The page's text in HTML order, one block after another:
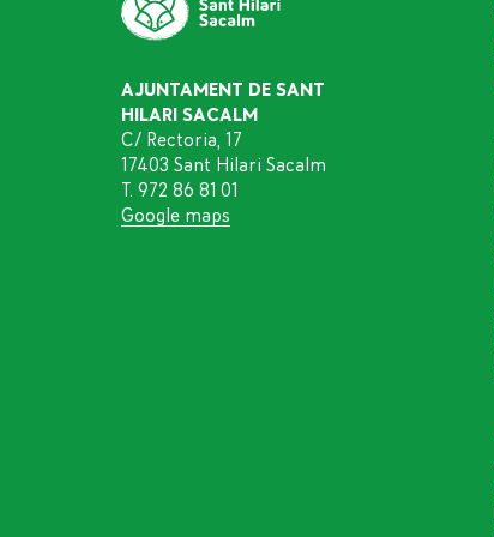
AJUNTAMENT DE SANT
HILARI SACALM
C/ Rectoria, 17
17403 Sant Hilari Sacalm
T. 972 86 81 01
Google maps